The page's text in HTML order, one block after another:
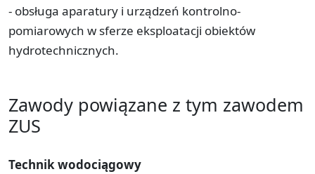
- obsługa aparatury i urządzeń kontrolno-
pomiarowych w sferze eksploatacji obiektów
hydrotechnicznych.
Zawody powiązane z tym zawodem
ZUS
Technik wodociągowy